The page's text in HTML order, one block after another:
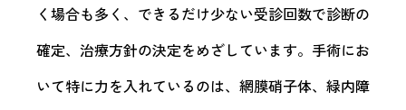
く場合も多く、できるだけ少ない受診回数で診断の
確定、治療方針の決定をめざしています。手術にお
いて特に力を入れているのは、網膜硝子体、緑内障